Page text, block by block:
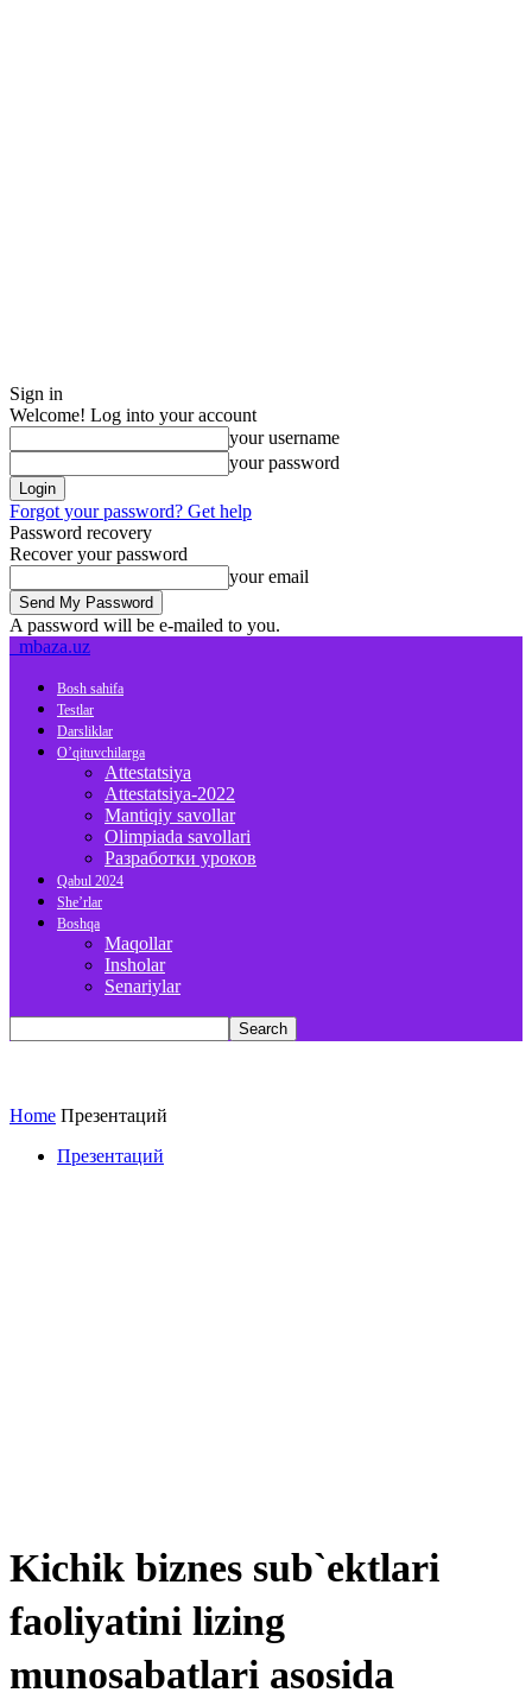
Sign in
Welcome! Log into your account
your username
your password
Forgot your password? Get help
Password recovery
Recover your password
your email
A password will be e-mailed to you.
mbaza.uz
Bosh sahifa
Testlar
Darsliklar
O’qituvchilarga
Attestatsiya
Attestatsiya-2022
Mantiqiy savollar
Olimpiada savollari
Разработки уроков
Qabul 2024
She’rlar
Boshqa
Maqollar
Insholar
Senariylar
Home Презентаций
Презентаций
Kichik biznes sub`ektlari
faoliyatini lizing
munosabatlari asosida